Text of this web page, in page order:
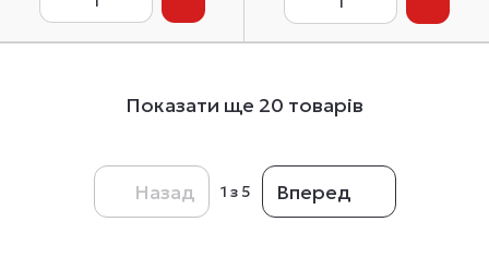
Показати ще 20 товарів
Назад 1 з 5 Вперед